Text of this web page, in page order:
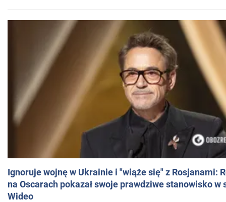
Ignoruje wojnę w Ukrainie i "wiąże się" z Rosjanami:
na Oscarach pokazał swoje prawdziwe stanowisko w
Wideo